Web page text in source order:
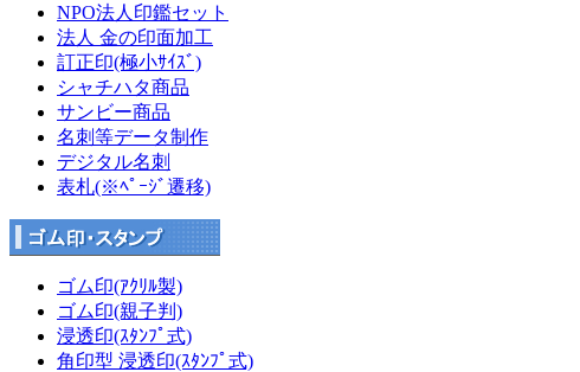
NPO法人印鑑セット
法人 金の印面加工
訂正印(極小ｻｲｽﾞ)
シャチハタ商品
サンビー商品
名刺等データ制作
デジタル名刺
表札(※ﾍﾟｰｼﾞ遷移)
ゴム印(ｱｸﾘﾙ製)
ゴム印(親子判)
浸透印(ｽﾀﾝﾌﾟ式)
角印型 浸透印(ｽﾀﾝﾌﾟ式)